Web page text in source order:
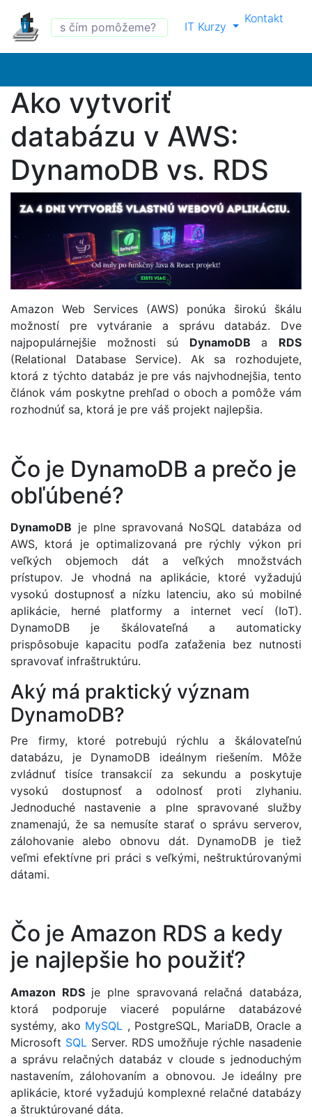
IT Kurzy
Kontakt
Ako vytvoriť
databázu v AWS:
DynamoDB vs. RDS
Amazon Web Services (AWS) ponúka širokú škálu
možností pre vytváranie a správu databáz. Dve
najpopulárnejšie možnosti sú DynamoDB a RDS
(Relational Database Service). Ak sa rozhodujete,
ktorá z týchto databáz je pre vás najvhodnejšia, tento
článok vám poskytne prehľad o oboch a pomôže vám
rozhodnúť sa, ktorá je pre váš projekt najlepšia.
Čo je DynamoDB a prečo je
obľúbené?
DynamoDB je plne spravovaná NoSQL databáza od
AWS, ktorá je optimalizovaná pre rýchly výkon pri
veľkých objemoch dát a veľkých množstvách
prístupov. Je vhodná na aplikácie, ktoré vyžadujú
vysokú dostupnosť a nízku latenciu, ako sú mobilné
aplikácie, herné platformy a internet vecí (IoT).
DynamoDB je škálovateľná a automaticky
prispôsobuje kapacitu podľa zaťaženia bez nutnosti
spravovať infraštruktúru.
Aký má praktický význam
DynamoDB?
Pre firmy, ktoré potrebujú rýchlu a škálovateľnú
databázu, je DynamoDB ideálnym riešením. Môže
zvládnuť tisíce transakcií za sekundu a poskytuje
vysokú dostupnosť a odolnosť proti zlyhaniu.
Jednoduché nastavenie a plne spravované služby
znamenajú, že sa nemusíte starať o správu serverov,
zálohovanie alebo obnovu dát. DynamoDB je tiež
veľmi efektívne pri práci s veľkými, neštruktúrovanými
dátami.
Čo je Amazon RDS a kedy
je najlepšie ho použiť?
Amazon RDSje plne spravovaná relačná databáza,
ktorá podporuje viaceré populárne databázové
systémy, ako MySQL , PostgreSQL, MariaDB, Oracle a
Microsoft SQL Server. RDS umožňuje rýchle nasadenie
a správu relačných databáz v cloude s jednoduchým
nastavením, zálohovaním a obnovou. Je ideálny pre
aplikácie, ktoré vyžadujú komplexné relačné databázy
a štruktúrované dáta.